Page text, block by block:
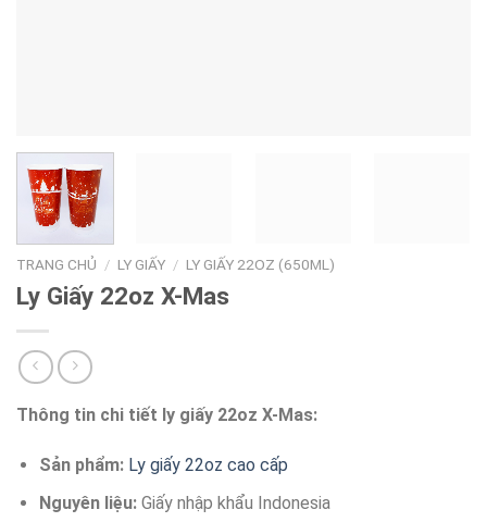
TRANG CHỦ / LY GIẤY / LY GIẤY 22OZ (650ML)
Ly Giấy 22oz X-Mas
Thông tin chi tiết ly giấy 22oz X-Mas:
Sản phẩm: Ly giấy 22oz cao cấp
Nguyên liệu: Giấy nhập khẩu Indonesia